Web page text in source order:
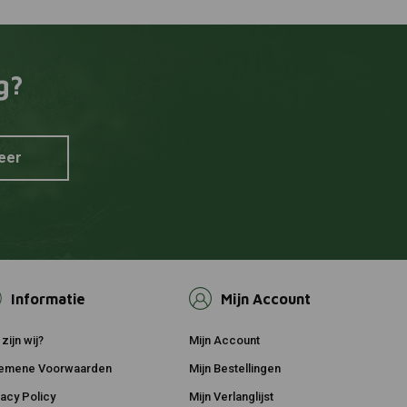
Luchtfilter Suzuki DL1000 V-
Informatie
zijn wij?
Voorwaarden
Policy
Mijn Account
Mijn Account
Mijn Bestellingen
Mijn Verlanglijst